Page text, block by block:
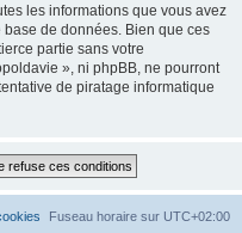
les informations que vous avez
de données. Bien que ces
partie sans votre
», ni phpBB, ne pourront
de piratage informatique
Fuseau horaire sur UTC+02:00